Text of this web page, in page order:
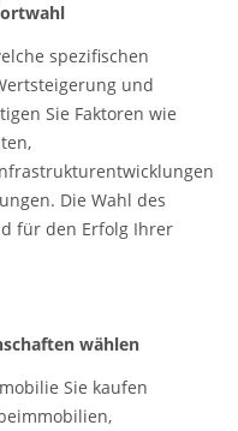
spezifischen
und
Sie Faktoren wie
Die Wahl des
für den Erfolg Ihrer
wählen
Sie kaufen